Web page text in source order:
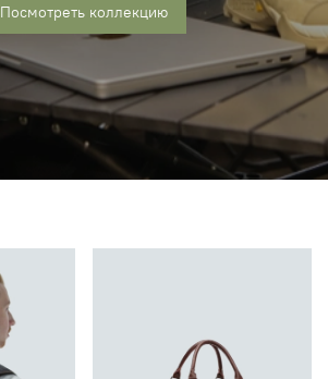
Посмотреть коллекцию